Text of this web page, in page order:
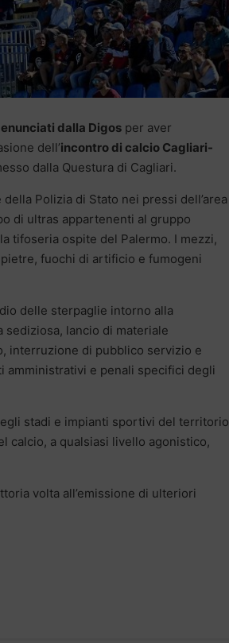
dalla Digos per aver
dell’incontro di calcio Cagliari-
dalla Questura di Cagliari.
Polizia di Stato nei pressi dell’area
di ultras appartenenti al gruppo
tifoseria ospite del Palermo. I mezzi,
fuochi di artificio e fumogeni
delle sterpaglie intorno alla
sediziosa, lancio di materiale
interruzione di pubblico servizio e
amministrativi e penali specifici degli
stadi e impianti sportivi del territorio
calcio, a qualsiasi livello agonistico,
volta all’emissione di ulteriori